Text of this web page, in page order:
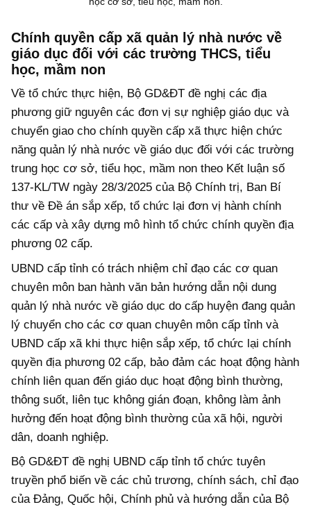
Chính quyền cấp xã quản lý nhà nước về
giáo dục đối với các trường THCS, tiểu
học, mầm non
Về tổ chức thực hiện, Bộ GD&ĐT đề nghị các địa
phương giữ nguyên các đơn vị sự nghiệp giáo dục và
chuyển giao cho chính quyền cấp xã thực hiện chức
năng quản lý nhà nước về giáo dục đối với các trường
trung học cơ sở, tiểu học, mầm non theo Kết luận số
137-KL/TW ngày 28/3/2025 của Bộ Chính trị, Ban Bí
thư về Đề án sắp xếp, tổ chức lại đơn vị hành chính
các cấp và xây dựng mô hình tổ chức chính quyền địa
phương 02 cấp.
UBND cấp tỉnh có trách nhiệm chỉ đạo các cơ quan
chuyên môn ban hành văn bản hướng dẫn nội dung
quản lý nhà nước về giáo dục do cấp huyện đang quản
lý chuyển cho các cơ quan chuyên môn cấp tỉnh và
UBND cấp xã khi thực hiện sắp xếp, tổ chức lại chính
quyền địa phương 02 cấp, bảo đảm các hoạt động hành
chính liên quan đến giáo dục hoạt động bình thường,
thông suốt, liên tục không gián đoạn, không làm ảnh
hưởng đến hoạt động bình thường của xã hội, người
dân, doanh nghiệp.
Bộ GD&ĐT đề nghị UBND cấp tỉnh tổ chức tuyên
truyền phổ biến về các chủ trương, chính sách, chỉ đạo
của Đảng, Quốc hội, Chính phủ và hướng dẫn của Bộ